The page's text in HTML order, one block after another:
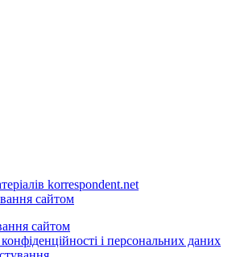
korrespondent.net
сайтом
сайтом
і персональних даних